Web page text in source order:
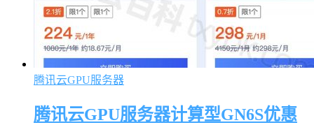
腾讯云GPU服务器
腾讯云GPU服务器计算型GN6S优惠